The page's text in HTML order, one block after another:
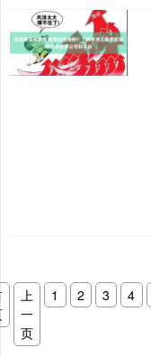
上
一
页
1 2 3 4